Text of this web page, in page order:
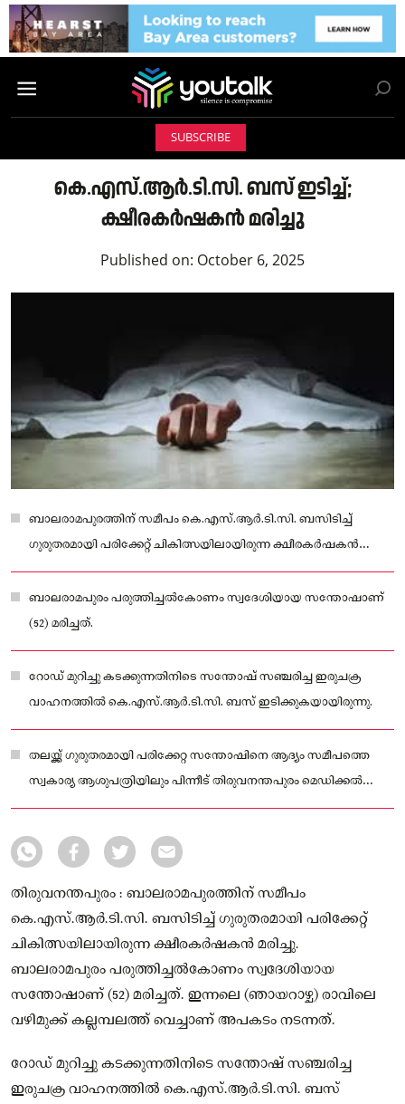
SUBSCRIBE
കെ.എസ്.ആർ.ടി.സി. ബസ് ഇടിച്ച്;
ക്ഷീരകർഷകൻ മരിച്ചു
Published on: October 6, 2025
ബാലരാമപുരത്തിന് സമീപം കെ.എസ്.ആർ.ടി.സി. ബസിടിച്ച്
ഗുരുതരമായി പരിക്കേറ്റ് ചികിത്സയിലായിരുന്ന ക്ഷീരകർഷകൻ
മരിച്ചു.
ബാലരാമപുരം പരുത്തിച്ചൽകോണം സ്വദേശിയായ സന്തോഷാണ്
(52) മരിച്ചത്.
റോഡ് മുറിച്ചു കടക്കുന്നതിനിടെ സന്തോഷ് സഞ്ചരിച്ച ഇരുചക്ര
വാഹനത്തിൽ കെ.എസ്.ആർ.ടി.സി. ബസ് ഇടിക്കുകയായിരുന്നു.
തലയ്ക്ക് ഗുരുതരമായി പരിക്കേറ്റ സന്തോഷിനെ ആദ്യം സമീപത്തെ
സ്വകാര്യ ആശുപത്രിയിലും പിന്നീട് തിരുവനന്തപുരം മെഡിക്കൽ
കോളേജിലും എത്തിച്ചെങ്കിലും ചികിത്സയിലിരിക്കെ മരിച്ചു.
തിരുവനന്തപുരം : ബാലരാമപുരത്തിന് സമീപം
കെ.എസ്.ആർ.ടി.സി. ബസിടിച്ച് ഗുരുതരമായി പരിക്കേറ്റ്
ചികിത്സയിലായിരുന്ന ക്ഷീരകർഷകൻ മരിച്ചു.
ബാലരാമപുരം പരുത്തിച്ചൽകോണം സ്വദേശിയായ
സന്തോഷാണ് (52) മരിച്ചത്. ഇന്നലെ (ഞായറാഴ്ച) രാവിലെ
വഴിമുക്ക് കല്ലമ്പലത്ത് വെച്ചാണ് അപകടം നടന്നത്.
റോഡ് മുറിച്ചു കടക്കുന്നതിനിടെ സന്തോഷ് സഞ്ചരിച്ച
ഇരുചക്ര വാഹനത്തിൽ കെ.എസ്.ആർ.ടി.സി. ബസ്